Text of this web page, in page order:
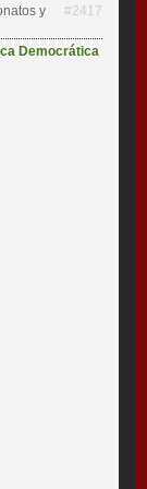
y
#2417
Democrática